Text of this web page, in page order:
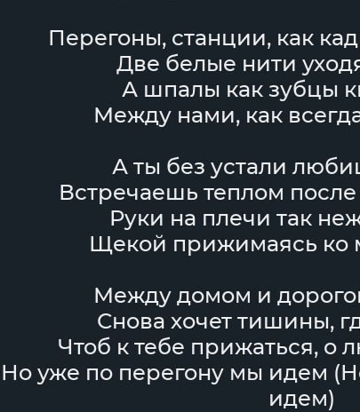
Перегоны, станции, как
Две белые нити
А шпалы как зубцы
Между нами, как
А ты без устали
Встречаешь теплом
Руки на плечи так
Щекой прижимаясь ко
Между домом и
Снова хочет тишины,
Чтоб к тебе прижаться, о
Но уже по перегону мы идем
идем)